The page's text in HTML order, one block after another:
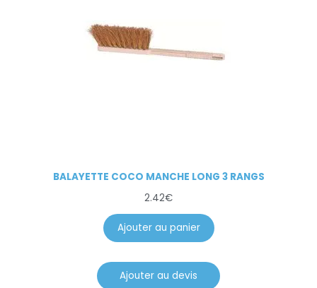
BALAYETTE COCO MANCHE LONG 3 RANGS
2.42€
Ajouter au panier
Ajouter au devis